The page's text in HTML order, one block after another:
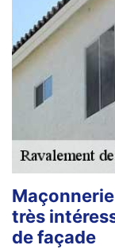
très
de façade